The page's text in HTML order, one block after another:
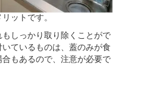
ットです。
しっかり取り除くことがで
ているものは、蓋のみが食
もあるので、注意が必要で